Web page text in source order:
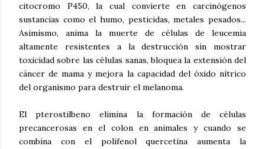
citocromo P450, la cual convierte en carcinógenos
sustancias como el humo, pesticidas, metales pesados...
Asimismo, anima la muerte de células de leucemia
altamente resistentes a la destrucción sin mostrar
toxicidad sobre las células sanas, bloquea la extensión del
cáncer de mama y mejora la capacidad del óxido nítrico
del organismo para destruir el melanoma.
El pterostilbeno elimina la formación de células
precancerosas en el colon en animales y cuando se
combina con el polifenol quercetina aumenta la